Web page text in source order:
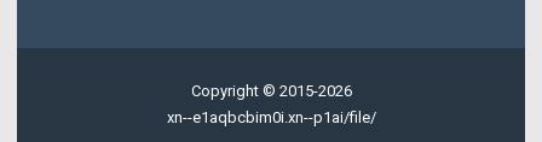
Copyright © 2015-2026
xn--e1aqbcbim0i.xn--p1ai/file/